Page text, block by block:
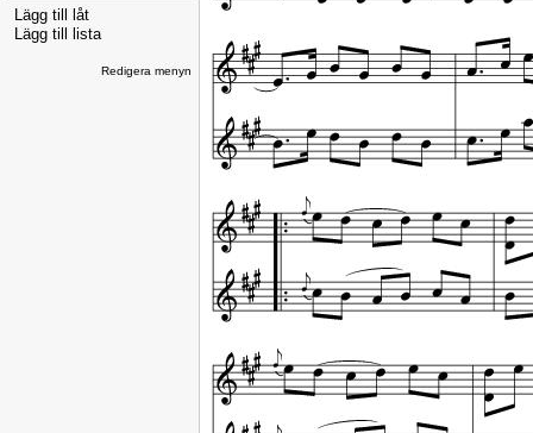
Lägg till låt
Lägg till lista
Redigera menyn